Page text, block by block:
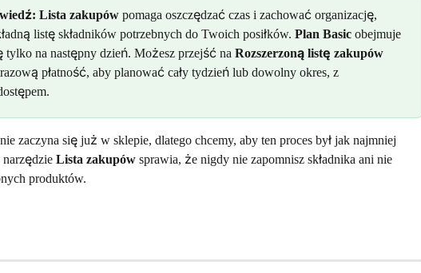
Lista zakupów pomaga oszczędzać czas i zachować organizację,
listę składników potrzebnych do Twoich posiłków. Plan Basic obejmuje
tylko na następny dzień. Możesz przejść na Rozszerzoną listę zakupów
płatność, aby planować cały tydzień lub dowolny okres, z
zaczyna się już w sklepie, dlatego chcemy, aby ten proces był jak najmniej
narzędzie Lista zakupów sprawia, że nigdy nie zapomnisz składnika ani nie
produktów.